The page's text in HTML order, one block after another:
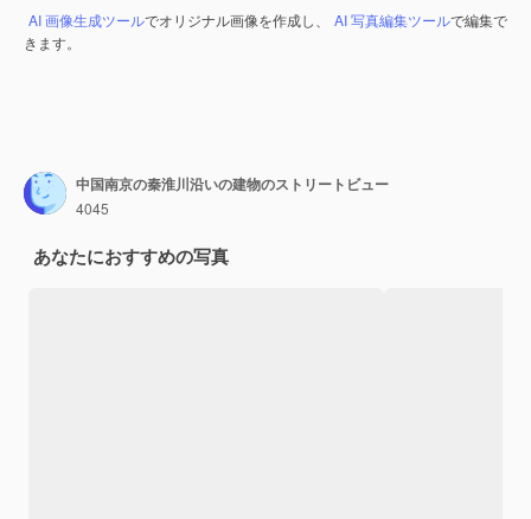
AI 画像生成ツールでオリジナル画像を作成し、 AI 写真編集ツールで編集で
きます。
中国南京の秦淮川沿いの建物のストリートビュー
4045
あなたにおすすめの写真